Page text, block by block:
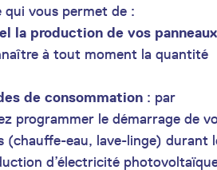
vous permet de :
la production de vos panneaux
à tout moment la quantité
de consommation : par
programmer le démarrage de
(chauffe-eau, lave-linge) durant
d’électricité